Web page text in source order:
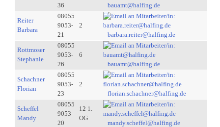
36
bauamt@halfing.de
Reiter
Barbara
08055
9053-
21
2
barbara.reiter@halfing.de
Rottmoser
Stephanie
08055
9053-
26
6
bauamt@halfing.de
Schachner
Florian
08055
9053-
23
2
florian.schachner@halfing.de
Scheffel
Mandy
08055
9053-
20
12 1.
OG
mandy.scheffel@halfing.de